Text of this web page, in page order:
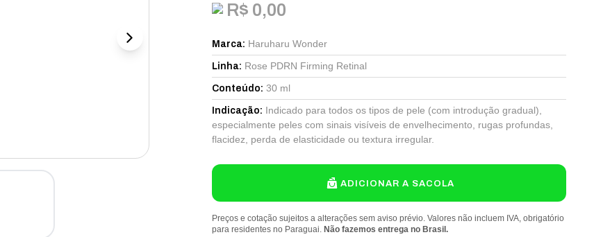
R$ 0,00
Marca: Haruharu Wonder
Linha: Rose PDRN Firming Retinal
Conteúdo: 30 ml
Indicação: Indicado para todos os tipos de pele (com introdução gradual),
especialmente peles com sinais visíveis de envelhecimento, rugas profundas,
flacidez, perda de elasticidade ou textura irregular.
ADICIONAR A SACOLA
Preços e cotação sujeitos a alterações sem aviso prévio. Valores não incluem IVA, obrigatório
para residentes no Paraguai. Não fazemos entrega no Brasil.